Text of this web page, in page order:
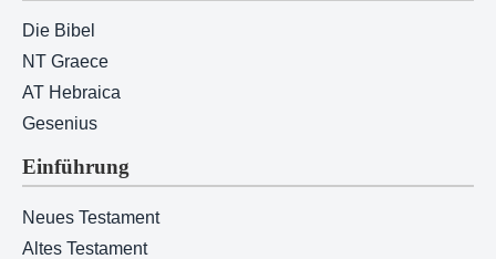
Die Bibel
NT Graece
AT Hebraica
Gesenius
Einführung
Neues Testament
Altes Testament